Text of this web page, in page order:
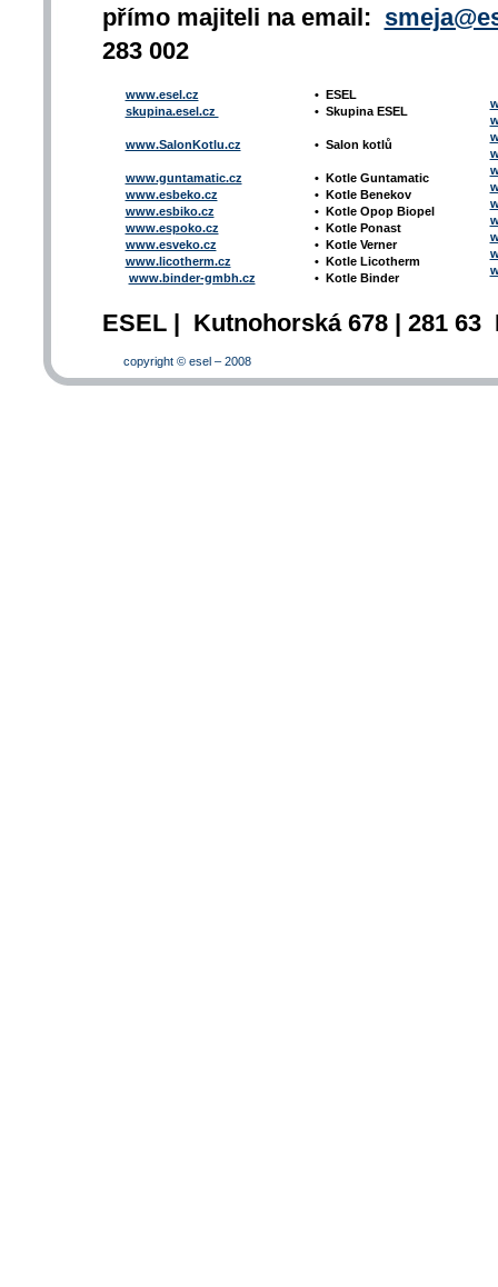
přímo majiteli na email:
283 002
www.esel.cz
skupina.esel.cz
www.SalonKotlu.cz
www.guntamatic.cz
www.esbeko.cz
www.esbiko.cz
www.espoko.cz
www.esveko.cz
www.licotherm.cz
www.binder-gmbh.cz
• ESEL
• Skupina ESEL
• Salon kotlů
• Kotle Guntamatic
• Kotle Benekov
• Kotle Opop Biopel
• Kotle Ponast
• Kotle Verner
• Kotle Licotherm
• Kotle Binder
ESEL | Kutnohorská 678 | 281
copyright © esel – 2008